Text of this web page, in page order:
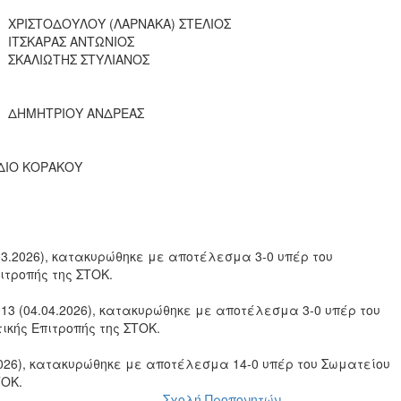
ΧΡΙΣΤΟΔΟΥΛΟΥ (ΛΑΡΝΑΚΑ) ΣΤΕΛΙΟΣ
ΙΤΣΚΑΡΑΣ ΑΝΤΩΝΙΟΣ
ΣΚΑΛΙΩΤΗΣ ΣΤΥΛΙΑΝΟΣ
ΔΗΜΗΤΡΙΟΥ ΑΝΔΡΕΑΣ
ΚΟΡΑΚΟΥ
κατακυρώθηκε με αποτέλεσμα 3-0 υπέρ του
της ΣΤΟΚ.
(04.04.2026), κατακυρώθηκε με αποτέλεσμα 3-0 υπέρ του
Επιτροπής της ΣΤΟΚ.
κατακυρώθηκε με αποτέλεσμα 14-0 υπέρ του Σωματείου